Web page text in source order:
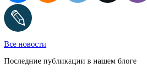
Все новости
Последние публикации в нашем блоге